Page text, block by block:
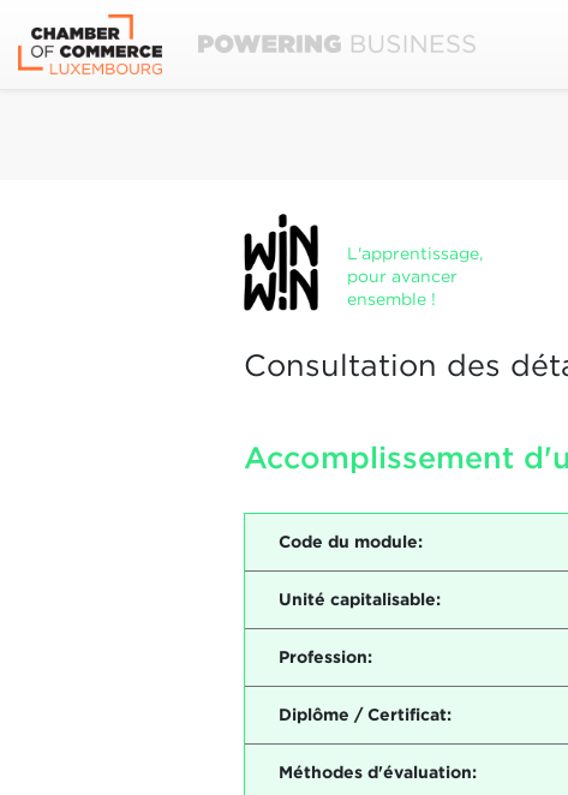
L'apprentissage,
pour avancer
ensemble !
Consultation des
Accomplissement
Code du module:
Unité capitalisable:
Profession:
Diplôme / Certificat:
Méthodes d'évaluation: